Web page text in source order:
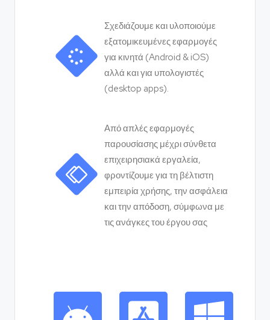
Σχεδιάζουμε και υλοποιούμε
εξατομικευμένες εφαρμογές
για κινητά (Android & iOS)
αλλά και για υπολογιστές
(desktop apps).
Από απλές εφαρμογές
παρουσίασης μέχρι σύνθετα
επιχειρησιακά εργαλεία,
φροντίζουμε για τη βέλτιστη
εμπειρία χρήσης, την ασφάλεια
και την απόδοση, σύμφωνα με
τις ανάγκες του έργου σας